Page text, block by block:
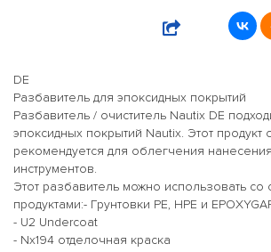
DE
Разбавитель для эпоксидных покрытий
Разбавитель / очиститель Nautix DE
эпоксидных покрытий Nautix. Этот продукт
рекомендуется для облегчения
инструментов.
Этот разбавитель можно использовать
продуктами:- Грунтовки PE, HPE и
- U2 Undercoat
- Nx194 отделочная краска